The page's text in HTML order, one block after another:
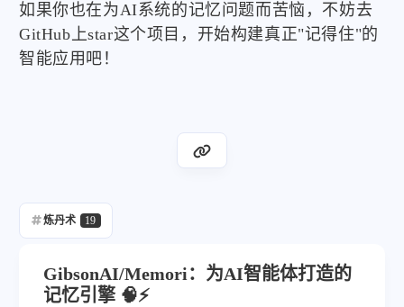
如果你也在为AI系统的记忆问题而苦恼，不妨去
GitHub上star这个项目，开始构建真正"记得住"的
智能应用吧！
炼丹术 19
GibsonAI/Memori：为AI智能体打造的
记忆引擎 🧠⚡